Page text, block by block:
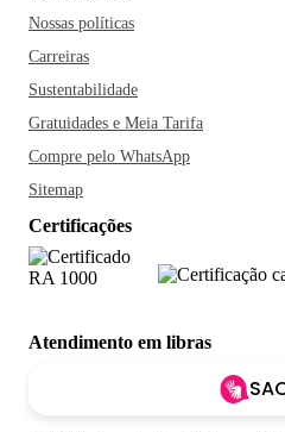
Nossas políticas
Carreiras
Sustentabilidade
Gratuidades e Meia Tarifa
Compre pelo WhatsApp
Sitemap
Certificações
Atendimento em libras